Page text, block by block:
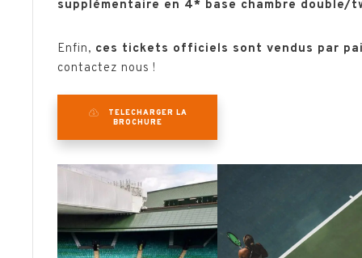
supplémentaire en 4* base chambre double/
Enfin, ces tickets officiels sont vendus par
contactez nous !
TELECHARGER LA
BROCHURE